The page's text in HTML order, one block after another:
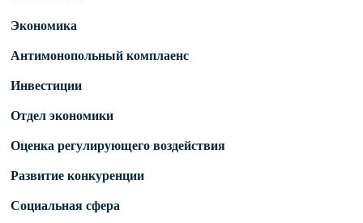
Экономика
Антимонопольный комплаенс
Инвестиции
Отдел экономики
Оценка регулирующего воздействия
Развитие конкуренции
Социальная сфера